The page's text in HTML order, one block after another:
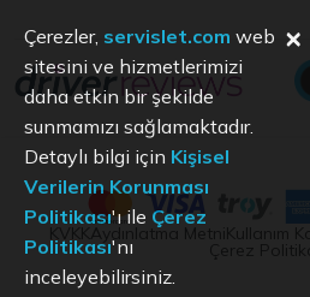
Aydınlatma Metni Kullanım
Çerez
Çerezler, servislet.com web
sitesini ve hizmetlerimizi
daha etkin bir şekilde
sunmamızı sağlamaktadır.
Detaylı bilgi için Kişisel
Verilerin Korunması
Politikası'ı ile Çerez
Politikası'nı
inceleyebilirsiniz.
×